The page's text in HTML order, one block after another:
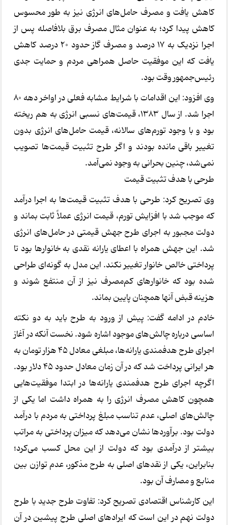
کاهش یافت و مصرف حامل‌های انرژی نیز به طور محسوس
کاهش پیدا کرد؛ به عنوان مثال مصرف برق بلافاصله پس از
اجرا نزدیک به ۱۷ درصد و مصرف گاز حدود ۲۰ درصد کاهش
یافت که این موفقیت حاصل همراهی مردم و حمایت جدی
رئیس‌جمهور وقت بود.
وی افزود: این اقدامات با شرایط مشابه فعلی در اواخر دهه ۸۰
اجرا شد. از سال ۱۳۸۳، قیمت‌های نسبی انرژی به هم ریخته
بود و با وجود تورم‌های سالانه، قیمت حامل‌های انرژی بدون
تغییر باقی مانده بودند و اگر طرح تثبیت قیمت‌ها تصویب
نمی‌شد، چنین بحرانی به وجود نمی‌آمد.
طرحی با هدف تثبیت قیمت
وی تصریح کرد: طرحی با هدف تثبیت قیمت‌ها به اجرا درآمد
که موجب شد با افزایش تورم، قیمت انرژی عملاً ثابت بماند و
دولت مجبور به اجرای طرح جهش قیمتی در حامل‌های انرژی
شد. این جهش همراه با اعطای یارانه نقدی به خانوارها بود تا
پرداختی خالص خانوار تغییر نکند. این مدل به گونه‌ای طراحی
شده بود که خانوارهای کم‌مصرف نیز از آن منتفع شوند و
هزینه قبض آنها همچنان پایین بماند.
خادم در ادامه گفت: پیش از ورود به طرح باید به دو نکته
اساسی درباره چالش‌های موجود اشاره شود. نخست آنکه در آغاز
اجرای طرح هدفمندی یارانه‌ها، مبلغی معادل ۴۵ هزار تومان به
هر ایرانی پرداخت شد که در آن زمان معادل حدود ۴۵ دلار بود.
اگرچه اجرای طرح هدفمندی یارانه‌ها در ابتدا موفقیت‌هایی
همچون کاهش مصرف انرژی را به همراه داشت اما یکی از
چالش‌های اصلی، عدم تناسب مبلغ پرداختی به مردم با درآمد
دولت بود. برآوردها نشان می‌دهد که میزان پرداختی به مراتب
بیشتر از درآمدی بود که دولت از این محل کسب می‌کرد؛
بنابراین، یکی از نقدهای اصلی به طرح مذکور، عدم توازن بین
منابع و مصارف آن بود.
این کارشناس اقتصادی تصریح کرد: تفاوت طرح جدید با طرح
دولت نهم در این است که ایرادهای اصلی طرح پیشین در آن